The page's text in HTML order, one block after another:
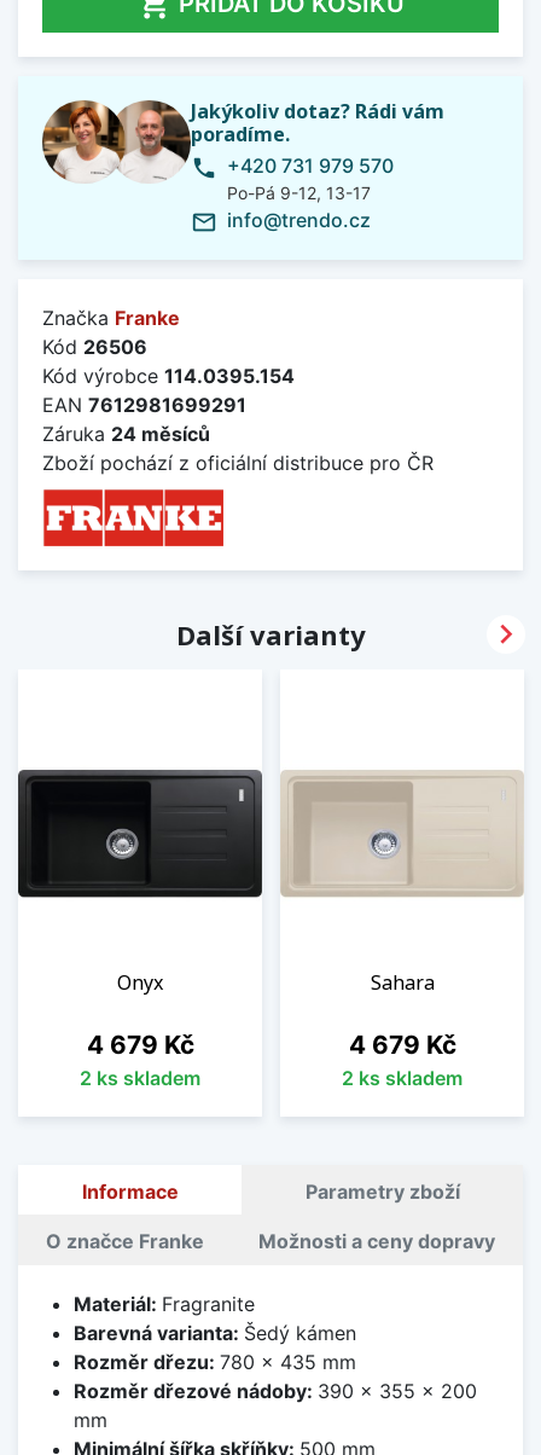
Jakýkoliv dotaz? Rádi vám
poradíme.
phone +420 731 979 570
Po-Pá 9-12, 13-17
mail_outline info@trendo.cz
Značka Franke
Kód 26506
Kód výrobce 114.0395.154
EAN 7612981699291
Záruka 24 měsíců
Zboží pochází z oficiální distribuce pro ČR
Další varianty
Onyx
Cena
4 679 Kč
2 ks skladem
Sahara
Cena
4 679 Kč
2 ks skladem

Informace Parametry zboží
O značce Franke Možnosti a ceny dopravy
Materiál: Fragranite
Barevná varianta: Šedý kámen
Rozměr dřezu: 780 x 435 mm
Rozměr dřezové nádoby: 390 x 355 x 200
mm
Minimální šířka skříňky: 500 mm